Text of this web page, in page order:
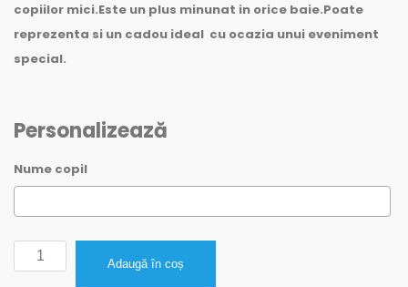
copiilor mici.Este un plus minunat in orice baie.Poate
reprezenta si un cadou ideal cu ocazia unui eveniment
special.
Personalizează
Nume copil
Cantitate
Prosop
Adaugă în coș